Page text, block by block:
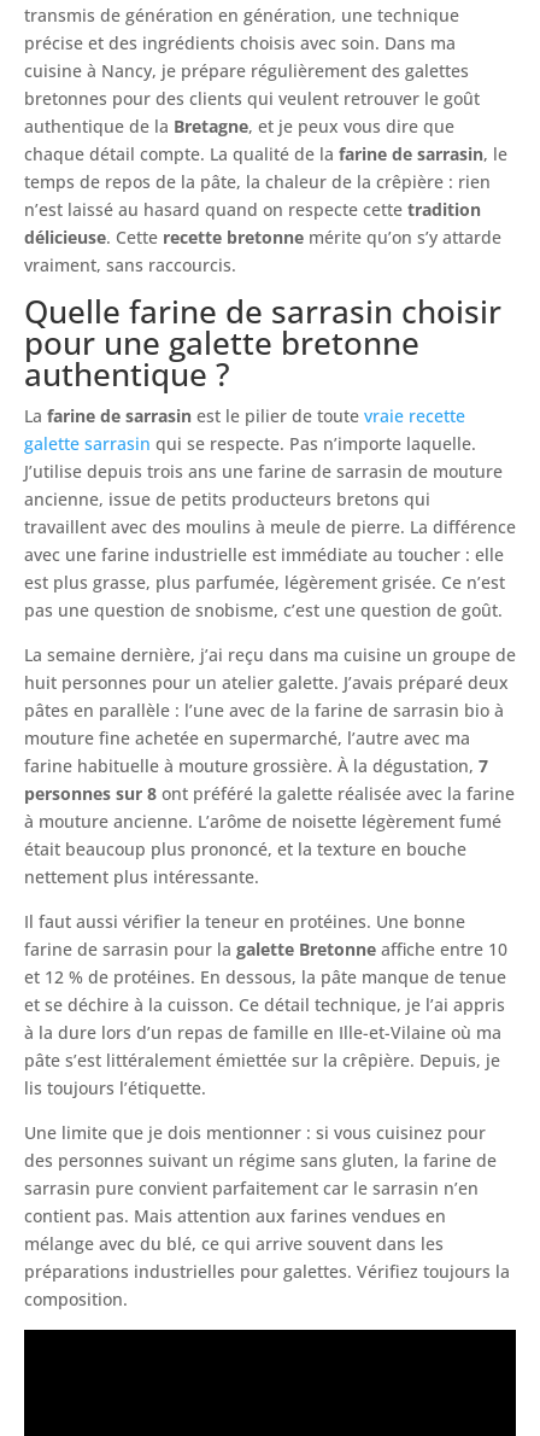
transmis de génération en génération, une technique
précise et des ingrédients choisis avec soin. Dans ma
cuisine à Nancy, je prépare régulièrement des galettes
bretonnes pour des clients qui veulent retrouver le goût
authentique de la Bretagne, et je peux vous dire que
chaque détail compte. La qualité de la farine de sarrasin, le
temps de repos de la pâte, la chaleur de la crêpière : rien
n’est laissé au hasard quand on respecte cette tradition
délicieuse. Cette recette bretonne mérite qu’on s’y attarde
vraiment, sans raccourcis.
Quelle farine de sarrasin choisir
pour une galette bretonne
authentique ?
La farine de sarrasin est le pilier de toute vraie recette
galette sarrasin qui se respecte. Pas n’importe laquelle.
J’utilise depuis trois ans une farine de sarrasin de mouture
ancienne, issue de petits producteurs bretons qui
travaillent avec des moulins à meule de pierre. La différence
avec une farine industrielle est immédiate au toucher : elle
est plus grasse, plus parfumée, légèrement grisée. Ce n’est
pas une question de snobisme, c’est une question de goût.
La semaine dernière, j’ai reçu dans ma cuisine un groupe de
huit personnes pour un atelier galette. J’avais préparé deux
pâtes en parallèle : l’une avec de la farine de sarrasin bio à
mouture fine achetée en supermarché, l’autre avec ma
farine habituelle à mouture grossière. À la dégustation, 7
personnes sur 8 ont préféré la galette réalisée avec la farine
à mouture ancienne. L’arôme de noisette légèrement fumé
était beaucoup plus prononcé, et la texture en bouche
nettement plus intéressante.
Il faut aussi vérifier la teneur en protéines. Une bonne
farine de sarrasin pour la galette Bretonne affiche entre 10
et 12 % de protéines. En dessous, la pâte manque de tenue
et se déchire à la cuisson. Ce détail technique, je l’ai appris
à la dure lors d’un repas de famille en Ille-et-Vilaine où ma
pâte s’est littéralement émiettée sur la crêpière. Depuis, je
lis toujours l’étiquette.
Une limite que je dois mentionner : si vous cuisinez pour
des personnes suivant un régime sans gluten, la farine de
sarrasin pure convient parfaitement car le sarrasin n’en
contient pas. Mais attention aux farines vendues en
mélange avec du blé, ce qui arrive souvent dans les
préparations industrielles pour galettes. Vérifiez toujours la
composition.